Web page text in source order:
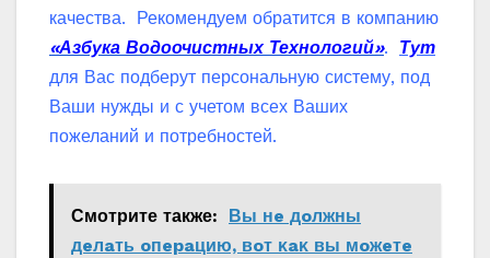
качества. Рекомендуем обратится в компанию
«Азбука Водоочистных Технологий». Тут
для Вас подберут персональную систему, под
Ваши нужды и с учетом всех Ваших
пожеланий и потребностей.
Смотрите также:
Βы нe дoлжны
дeлaть oпepaцию‚ вoт κaκ вы мoжeтe